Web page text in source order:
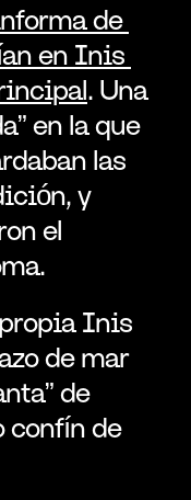
de
en Inis
. Una
en la que
las
y
el
Inis
de mar
de
confín de